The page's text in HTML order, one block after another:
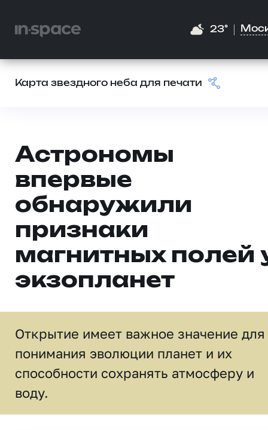
23°
Карта звездного неба для печати
Астрономы
впервые
обнаружили
признаки
магнитных полей
экзопланет
Открытие имеет важное значение для
понимания эволюции планет и их
способности сохранять атмосферу и
воду.